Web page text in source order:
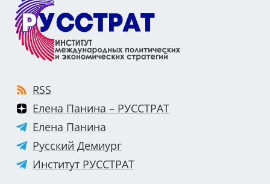
RSS
Елена Панина – РУССТРАТ
Елена Панина
Русский Демиург
Институт РУССТРАТ